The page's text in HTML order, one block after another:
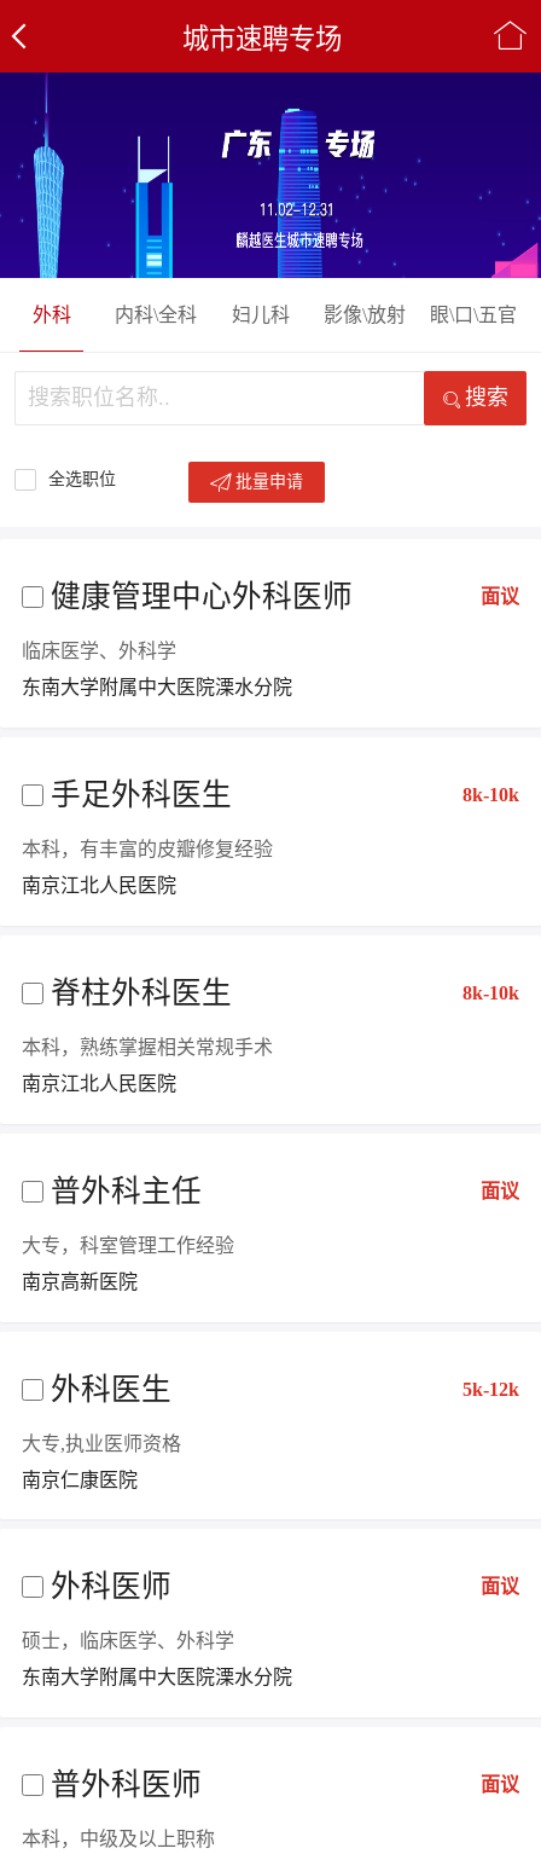
城市速聘专场
外科 内科\全科 妇儿科 影像\放射 眼\口\五官
搜索
全选职位 批量申请
健康管理中心外科医师 面议
临床医学、外科学
东南大学附属中大医院溧水分院
手足外科医生 8k-10k
本科，有丰富的皮瓣修复经验
南京江北人民医院
脊柱外科医生 8k-10k
本科，熟练掌握相关常规手术
南京江北人民医院
普外科主任 面议
大专，科室管理工作经验
南京高新医院
外科医生 5k-12k
大专,执业医师资格
南京仁康医院
外科医师 面议
硕士，临床医学、外科学
东南大学附属中大医院溧水分院
普外科医师 面议
本科，中级及以上职称